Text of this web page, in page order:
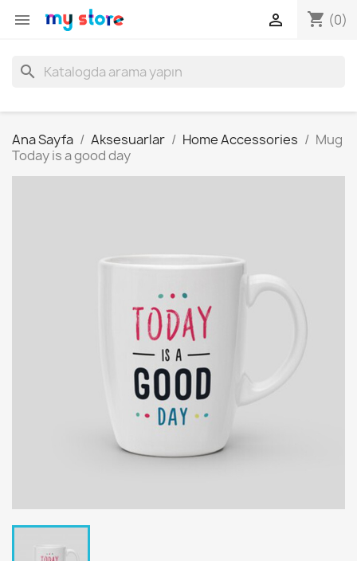
 shopping_cart (0)

search
Ana Sayfa Aksesuarlar Home Accessories
Mug
Today is a good day